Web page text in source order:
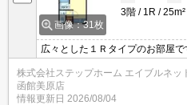
画像：31枚
3階
1R 25m²
広々とした１Ｒタイプのお部屋
株式会社ステップホーム エイブルネッ
函館美原店
情報更新日 2026/08/04